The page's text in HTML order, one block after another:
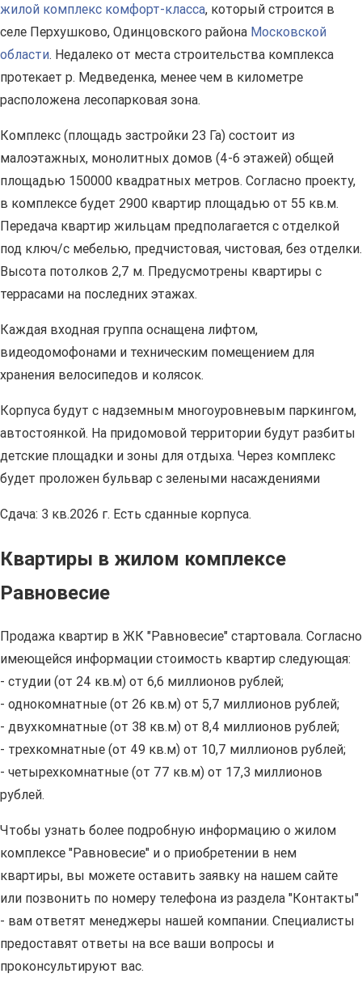
жилой комплекс комфорт-класса, который строится в
селе Перхушково, Одинцовского района Московской
области. Недалеко от места строительства комплекса
протекает р. Медведенка, менее чем в километре
расположена лесопарковая зона.
Комплекс (площадь застройки 23 Га) состоит из
малоэтажных, монолитных домов (4-6 этажей) общей
площадью 150000 квадратных метров. Согласно проекту,
в комплексе будет 2900 квартир площадью от 55 кв.м.
Передача квартир жильцам предполагается с отделкой
под ключ/с мебелью, предчистовая, чистовая, без отделки.
Высота потолков 2,7 м. Предусмотрены квартиры с
террасами на последних этажах.
Каждая входная группа оснащена лифтом,
видеодомофонами и техническим помещением для
хранения велосипедов и колясок.
Корпуса будут с надземным многоуровневым паркингом,
автостоянкой. На придомовой территории будут разбиты
детские площадки и зоны для отдыха. Через комплекс
будет проложен бульвар с зелеными насаждениями
Сдача: 3 кв.2026 г. Есть сданные корпуса.
Квартиры в жилом комплексе
Равновесие
Продажа квартир в ЖК "Равновесие" стартовала. Согласно
имеющейся информации стоимость квартир следующая:
- студии (от 24 кв.м) от 6,6 миллионов рублей;
- однокомнатные (от 26 кв.м) от 5,7 миллионов рублей;
- двухкомнатные (от 38 кв.м) от 8,4 миллионов рублей;
- трехкомнатные (от 49 кв.м) от 10,7 миллионов рублей;
- четырехкомнатные (от 77 кв.м) от 17,3 миллионов
рублей.
Чтобы узнать более подробную информацию о жилом
комплексе "Равновесие" и о приобретении в нем
квартиры, вы можете оставить заявку на нашем сайте
или позвонить по номеру телефона из раздела "Контакты"
- вам ответят менеджеры нашей компании. Специалисты
предоставят ответы на все ваши вопросы и
проконсультируют вас.